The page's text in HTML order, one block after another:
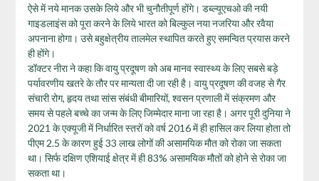
ऐसे में नये मानक उसके लिये और भी चुनौतीपूर्ण होंगे। डब्‍ल्‍यूएचओ की नयी
गाइडलाइंस को पूरा करने के लिये भारत को बिल्‍कुल नया नजरिया और रवैया
अपनाना होगा। उसे बहुक्षेत्रीय तालमेल स्‍थापित करते हुए समन्वित प्रयास करने
ही होंगे।
डॉक्‍टर नीरा ने कहा कि वायु प्रदूषण को अब मानव स्वास्थ्य के लिए सबसे बड़े
पर्यावरणीय खतरे के तौर पर मान्यता दी जा रही है।‍ वायु प्रदूषण की वजह से गैर
संचारी रोग, हृदय तथा सांस संबंधी बीमारियों, श्वसन प्रणाली में संक्रमण और
समय से पहले बच्चे का जन्म के लिए जिम्मेदार माना जा रहा है। अगर पूरी दुनिया ने
2021 के एक्यूजी में निर्धारित स्तरों को वर्ष 2016 में ही हासिल कर लिया होता तो
पीएम 2.5 के कारण हुई 33 लाख लोगों की असामयिक मौत को रोका जा सकता
था। सिर्फ दक्षिण एशियाई क्षेत्र में ही 83% असामयिक मौतों को होने से रोका जा
सकता था।